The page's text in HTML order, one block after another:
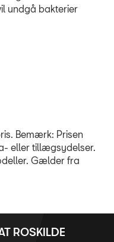
undgå bakterier
Bemærk: Prisen
eller tillægsydelser.
Gælder fra
ROSKILDE